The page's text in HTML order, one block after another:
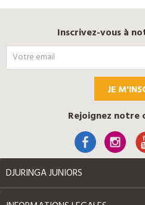
Inscrivez-vous à
JE
Rejoignez notre
DJURINGA JUNIORS